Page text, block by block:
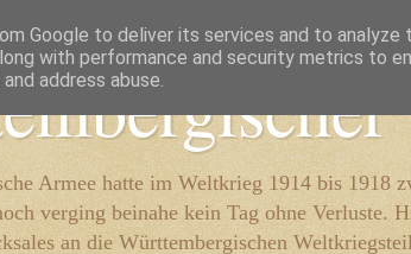
Armee hatte im Weltkrieg 1914 bis 1918
verging beinahe kein Tag ohne Verluste.
an die Württembergischen
Google to deliver its services and to analyze
with performance and security metrics to
address abuse.